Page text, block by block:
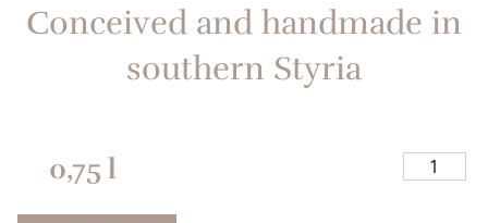
Conceived and handmade in
southern Styria
0,75 l